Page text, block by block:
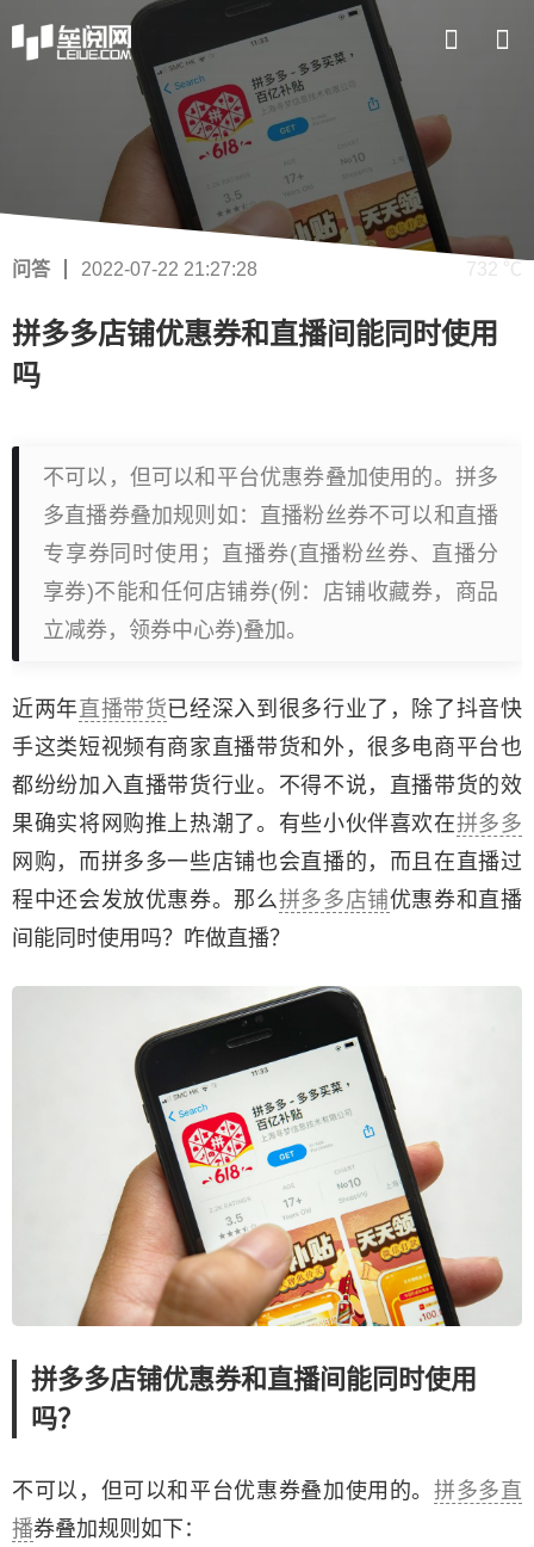
问答 2022-07-22 21:27:28 732 ℃
拼多多店铺优惠券和直播间能同时使用
吗
不可以，但可以和平台优惠券叠加使用的。拼多
多直播券叠加规则如：直播粉丝券不可以和直播
专享券同时使用；直播券(直播粉丝券、直播分
享券)不能和任何店铺券(例：店铺收藏券，商品
立减券，领券中心券)叠加。
近两年直播带货已经深入到很多行业了，除了抖音快
手这类短视频有商家直播带货和外，很多电商平台也
都纷纷加入直播带货行业。不得不说，直播带货的效
果确实将网购推上热潮了。有些小伙伴喜欢在拼多多
网购，而拼多多一些店铺也会直播的，而且在直播过
程中还会发放优惠券。那么拼多多店铺优惠券和直播
间能同时使用吗？咋做直播？
拼多多店铺优惠券和直播间能同时使用
吗？
不可以，但可以和平台优惠券叠加使用的。拼多多直
播券叠加规则如下：